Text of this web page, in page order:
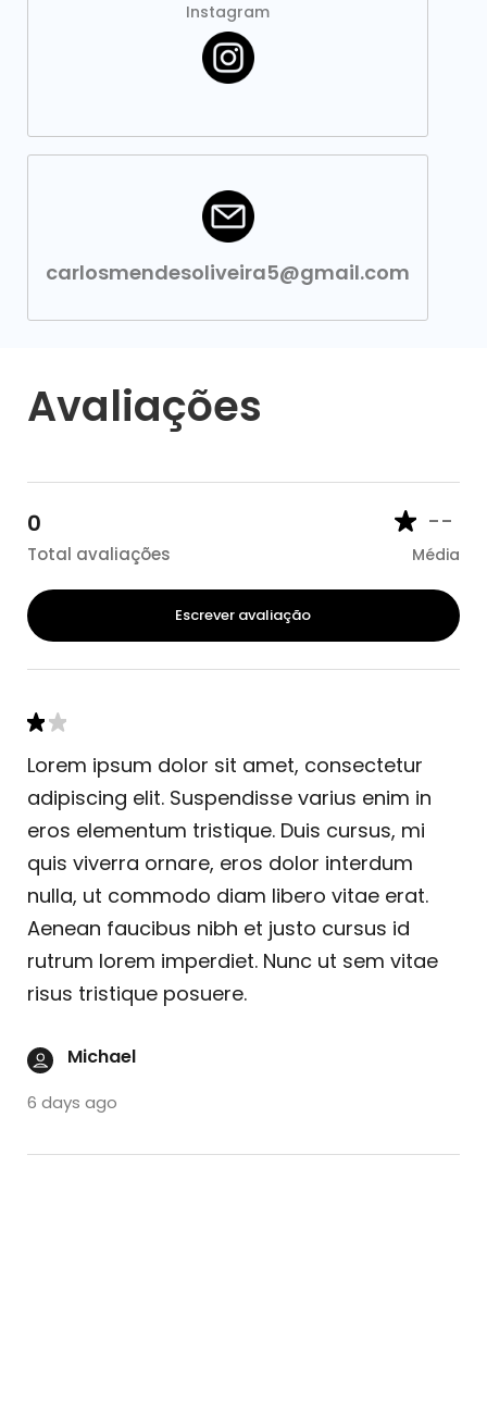
Instagram
carlosmendesoliveira5@gmail.com
Avaliações
0
Total avaliações
--
Média
Escrever avaliação
Lorem ipsum dolor sit amet, consectetur
adipiscing elit. Suspendisse varius enim in
eros elementum tristique. Duis cursus, mi
quis viverra ornare, eros dolor interdum
nulla, ut commodo diam libero vitae erat.
Aenean faucibus nibh et justo cursus id
rutrum lorem imperdiet. Nunc ut sem vitae
risus tristique posuere.
Michael
6 days ago